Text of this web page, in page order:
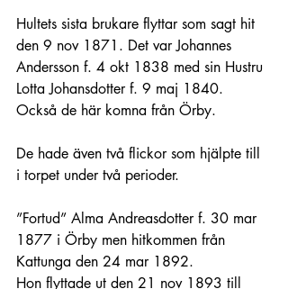
Hultets sista brukare flyttar som sagt hit
den 9 nov 1871. Det var Johannes
Andersson f. 4 okt 1838 med sin Hustru
Lotta Johansdotter f. 9 maj 1840.
Också de här komna från Örby.
De hade även två flickor som hjälpte till
i torpet under två perioder.
”Fortud” Alma Andreasdotter f. 30 mar
1877 i Örby men hitkommen från
Kattunga den 24 mar 1892.
Hon flyttade ut den 21 nov 1893 till